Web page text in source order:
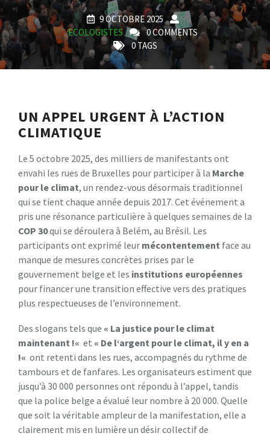
9 OCTOBRE 2025
ECOLOGISTES
0 COMMENTS
0 TAGS
UN APPEL URGENT À L’ACTION
CLIMATIQUE
Le 5 octobre 2025, des milliers de manifestants ont
envahi les rues de Bruxelles pour participer à la Marche
pour le climat, un rendez-vous désormais traditionnel
qui se tient chaque année depuis 2017. Cet événement a
pris une résonance particulière à quelques semaines de la
COP 30qui se déroulera à Belém, au Brésil. Les
participants ont exprimé leur mécontentement face au
manque de mesures concrètes prises par le
gouvernement belge et les institutions européennes
pour financer une transition effective vers des pratiques
plus respectueuses de l’environnement.
Des slogans tels que « La justice pour le climat
maintenant !« et « De l‘argent pour le climat, ily en a
!« ont retenti dans les rues, accompagnés du rythme de
tambours et de fanfares. Les organisateurs estiment que
jusqu’à 30 000 personnes ont répondu à l’appel, tandis
que la police belge a évalué leur nombre à 20 000. Quelle
que soit la véritable ampleur de la manifestation, elle a
clairement mis en lumière un désir collectif de